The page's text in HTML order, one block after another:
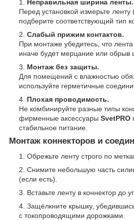
Неправильная ширина ленты.
Перед установкой измерьте
подберите соответствующий тип
Слабый прижим контактов.
При монтаже убедитесь, что
иначе будет мерцание или обрыв
Монтаж без защиты.
Для помещений с влажностью
используйте герметичные
Плохая проводимость.
Не комбинируйте разные типы
фирменные аксессуары SvetPRO
стабильное питание.
Монтаж коннекторов и
Обрежьте ленту строго по
Снимите небольшую часть
(если есть).
Вставьте ленту в коннектор до
Защёлкните крышку,
с токопроводящими дорожками.